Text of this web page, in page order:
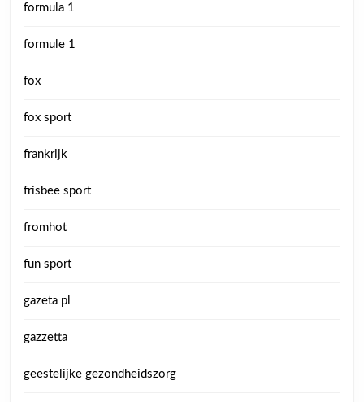
formula 1
formule 1
fox
fox sport
frankrijk
frisbee sport
fromhot
fun sport
gazeta pl
gazzetta
geestelijke gezondheidszorg